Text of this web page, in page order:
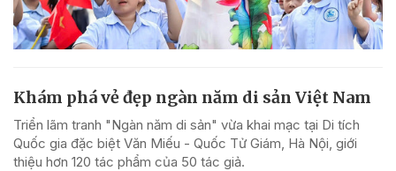
Khám phá vẻ đẹp ngàn năm di sản Việt Nam
Triển lãm tranh "Ngàn năm di sản" vừa khai mạc tại Di tích
Quốc gia đặc biệt Văn Miếu - Quốc Tử Giám, Hà Nội, giới
thiệu hơn 120 tác phẩm của 50 tác giả.